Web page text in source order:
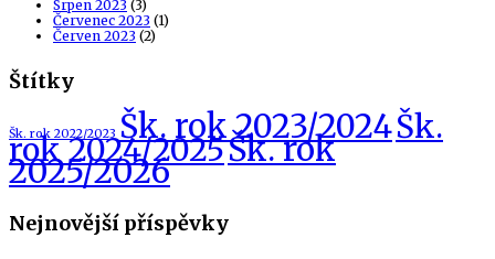
Srpen 2023 (3)
Červenec 2023 (1)
Červen 2023 (2)
Štítky
Šk. rok 2022/2023 Šk. rok 2023/2024Šk.
rok 2024/2025Šk. rok
2025/2026
Nejnovější příspěvky